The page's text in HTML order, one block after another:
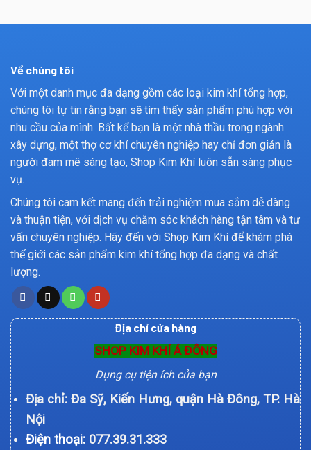
Về chúng tôi
Với một danh mục đa dạng gồm các loại kim khí tổng hợp,
chúng tôi tự tin rằng bạn sẽ tìm thấy sản phẩm phù hợp với
nhu cầu của mình. Bất kể bạn là một nhà thầu trong ngành
xây dựng, một thợ cơ khí chuyên nghiệp hay chỉ đơn giản là
người đam mê sáng tạo, Shop Kim Khí luôn sẵn sàng phục
vụ.
Chúng tôi cam kết mang đến trải nghiệm mua sắm dễ dàng
và thuận tiện, với dịch vụ chăm sóc khách hàng tận tâm và tư
vấn chuyên nghiệp. Hãy đến với Shop Kim Khí để khám phá
thế giới các sản phẩm kim khí tổng hợp đa dạng và chất
lượng.
Địa chỉ cửa hàng
SHOP KIM KHÍ Á ĐÔNG
Dụng cụ tiện ích của bạn
Địa chỉ: Đa Sỹ, Kiến Hưng, quận Hà Đông, TP. Hà
Nội
Điện thoại: 077.39.31.333